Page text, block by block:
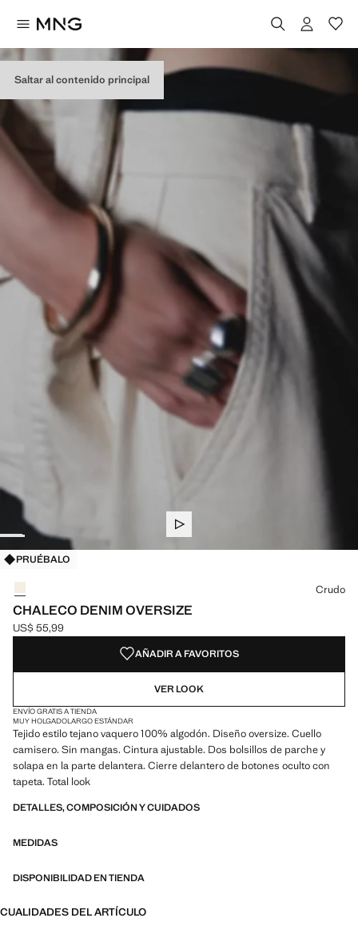
Saltar al contenido principal
PRUÉBALO
CHALECO DENIM OVERSIZE
Precio actual [US$ 55,99 ]
US$ 55,99
Selecciona un color
Crudo
AÑADIR A FAVORITOS
VER LOOK
ENVÍO GRATIS A TIENDA
MUY HOLGADOLARGO ESTÁNDAR
Tejido estilo tejano vaquero 100% algodón. Diseño oversize. Cuello
camisero. Sin mangas. Cintura ajustable. Dos bolsillos de parche y
solapa en la parte delantera. Cierre delantero de botones oculto con
tapeta. Total look
DETALLES, COMPOSICIÓN Y CUIDADOS
MEDIDAS
DISPONIBILIDAD EN TIENDA
CUALIDADES DEL ARTÍCULO